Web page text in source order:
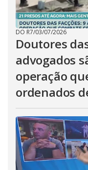
DO R7/03/07/2026
Doutores
advogados
operação
ordenados